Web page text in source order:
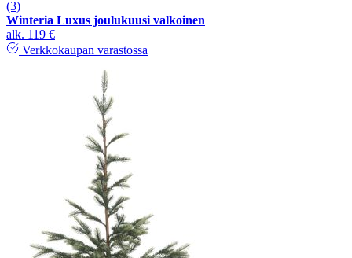
(3)
Winteria Luxus joulukuusi valkoinen
alk. 119 €
Verkkokaupan varastossa